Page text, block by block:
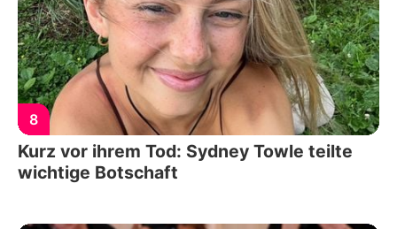
8
Kurz vor ihrem Tod: Sydney Towle teilte
wichtige Botschaft